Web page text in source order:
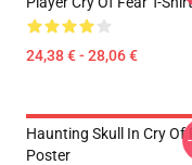
24,38 € - 28,06 €
Haunting Skull In Cry Of
Poster